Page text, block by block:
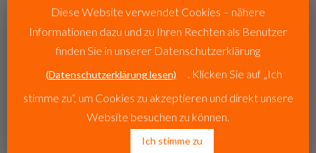
Diese Website verwendet Cookies – nähere
Informationen dazu und zu Ihren Rechten als Benutzer
finden Sie in unserer Datenschutzerklärung
(Datenschutzerklärung lesen)
. Klicken Sie auf „Ich
stimme zu“, um Cookies zu akzeptieren und direkt unsere
Website besuchen zu können.
Ich stimme zu